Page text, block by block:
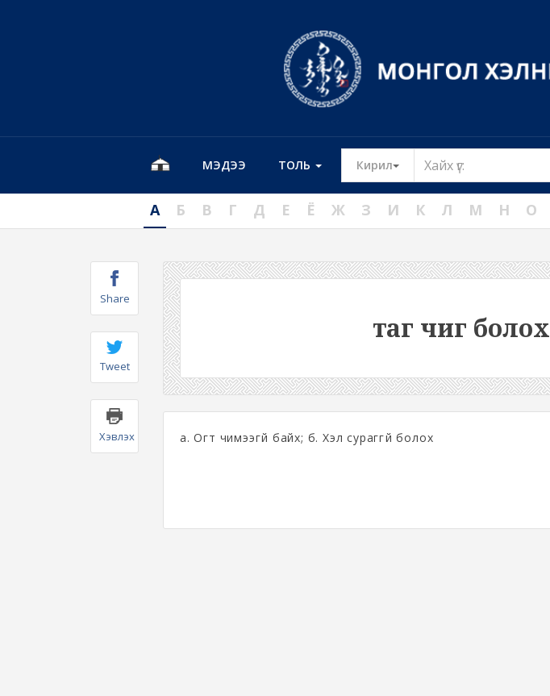
МЭДЭЭ ТОЛЬ Кирил Toggle Dropdown
А Б В Г Д Е Ё Ж З И К Л М Н О
Share
Tweet
Хэвлэх
таг чиг болох
а. Огт чимээгүй байх; б. Хэл сураггүй болох